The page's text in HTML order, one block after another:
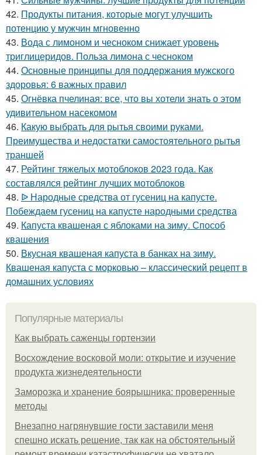
42. Продукты питания, которые могут улучшить
потенцию у мужчин мгновенно
43. Вода с лимоном и чесноком снижает уровень
триглицеридов. Польза лимона с чесноком
44. Основные принципы для поддержания мужского
здоровья: 6 важных правил
45. Огнёвка пчелиная: все, что вы хотели знать о этом
удивительном насекомом
46. Какую выбрать для рытья своими руками.
Преимущества и недостатки самостоятельного рытья
траншей
47. Рейтинг тяжелых мотоблоков 2023 года. Как
составлялся рейтинг лучших мотоблоков
48. ᐉ Народные средства от гусениц на капусте.
Побеждаем гусениц на капусте народными средства
49. Капуста квашеная с яблоками на зиму. Способ
квашения
50. Вкусная квашеная капуста в банках на зиму.
Квашеная капуста с морковью – классический рецепт в
домашних условиях
Популярные материалы
Как выбрать саженцы гортензии
Восхождение восковой моли: открытие и изучение
продукта жизнедеятельности
Заморозка и хранение боярышника: проверенные
методы
Внезапно нагрянувшие гости заставили меня
спешно искать решение, так как на обстоятельный